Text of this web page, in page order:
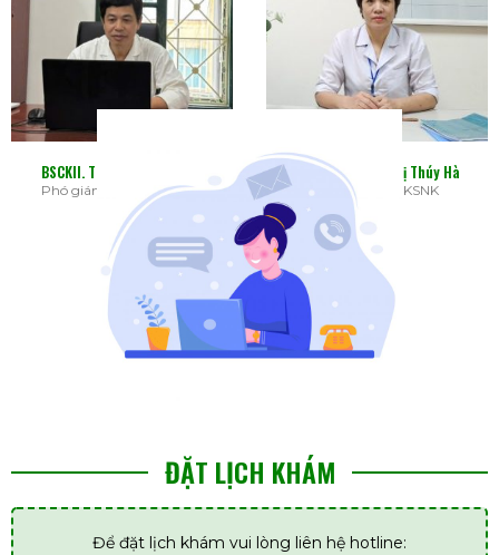
BSCKII. TRẦN XUÂN THĂNG
Phó giám đốc Bệnh viện
ĐDCKI. Nguyễn Thị Thúy Hà
Trưởng khoa KSNK
ĐẶT LỊCH KHÁM
Để đặt lịch khám vui lòng liên hệ hotline: